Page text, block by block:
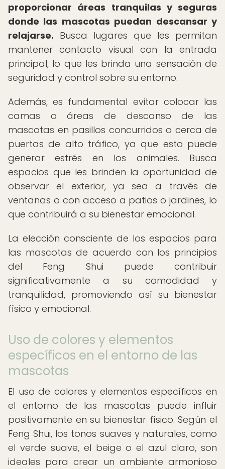
proporcionar áreas tranquilas y seguras
donde las mascotas puedan descansar y
relajarse. Busca lugares que les permitan
mantener contacto visual con la entrada
principal, lo que les brinda una sensación de
seguridad y control sobre su entorno.
Además, es fundamental evitar colocar las
camas o áreas de descanso de las
mascotas en pasillos concurridos o cerca de
puertas de alto tráfico, ya que esto puede
generar estrés en los animales. Busca
espacios que les brinden la oportunidad de
observar el exterior, ya sea a través de
ventanas o con acceso a patios o jardines, lo
que contribuirá a su bienestar emocional.
La elección consciente de los espacios para
las mascotas de acuerdo con los principios
del Feng Shui puede contribuir
significativamente a su comodidad y
tranquilidad, promoviendo así su bienestar
físico y emocional.
Uso de colores y elementos
específicos en el entorno de las
mascotas
El uso de colores y elementos específicos en
el entorno de las mascotas puede influir
positivamente en su bienestar físico. Según el
Feng Shui, los tonos suaves y naturales, como
el verde suave, el beige o el azul claro, son
ideales para crear un ambiente armonioso